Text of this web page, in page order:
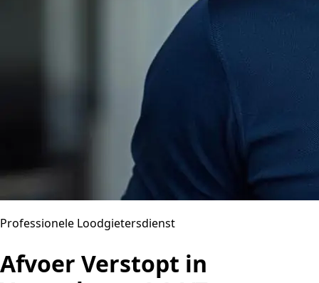
Professionele Loodgietersdienst
Afvoer Verstopt in